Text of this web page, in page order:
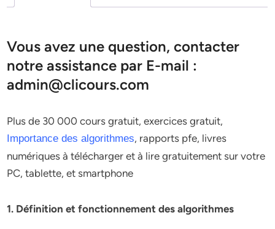
Vous avez une question, contacter
notre assistance par E-mail :
admin@clicours.com
Plus de 30 000 cours gratuit, exercices gratuit,
Importance des algorithmes, rapports pfe, livres
numériques à télécharger et à lire gratuitement sur votre
PC, tablette, et smartphone
1. Définition et fonctionnement des algorithmes